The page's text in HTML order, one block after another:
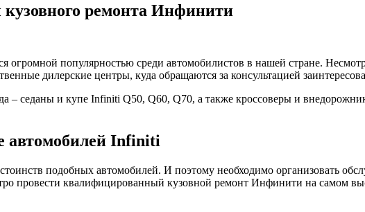
ремонта Инфинити
огромной популярностью среди автомобилистов в нашей стране.
дилерские центры, куда обращаются за консультацией
– седаны и купе Infiniti Q50, Q60, Q70, а также кроссоверы и
автомобилей Infiniti
подобных автомобилей. И поэтому необходимо организовать
провести квалифицированный кузовной ремонт Инфинити на самом